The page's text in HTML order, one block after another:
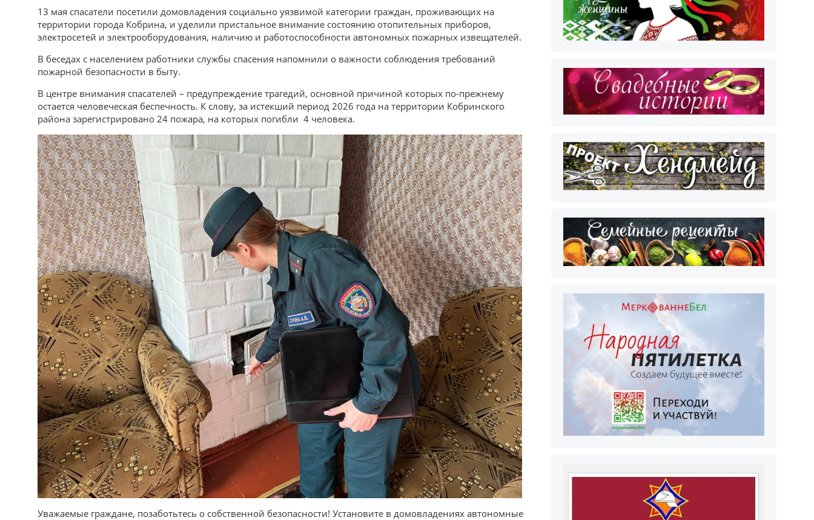
13 мая спасатели посетили домовладения социально уязвимой категории граждан, проживающих на
территории города Кобрина, и уделили пристальное внимание состоянию отопительных приборов,
электросетей и электрооборудования, наличию и работоспособности автономных пожарных извещателей.
В беседах с населением работники службы спасения напомнили о важности соблюдения требований
пожарной безопасности в быту.
В центре внимания спасателей – предупреждение трагедий, основной причиной которых по-прежнему
остается человеческая беспечность. К слову, за истекший период 2026 года на территории Кобринского
района зарегистрировано 24 пожара, на которых погибли 4 человека.
Уважаемые граждане, позаботьтесь о собственной безопасности! Установите в домовладениях автономные